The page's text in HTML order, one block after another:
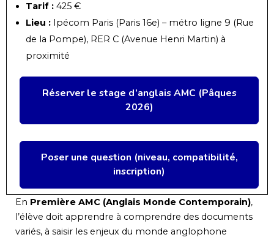
Tarif : 425 €
Lieu : Ipécom Paris (Paris 16e) – métro ligne 9 (Rue
de la Pompe), RER C (Avenue Henri Martin) à
proximité
Réserver le stage d’anglais AMC (Pâques
2026)
Poser une question (niveau, compatibilité,
inscription)
En Première AMC (Anglais Monde Contemporain),
l’élève doit apprendre à comprendre des documents
variés, à saisir les enjeux du monde anglophone